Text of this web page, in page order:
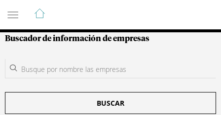
Guía de Empresas Colombianas
Buscador de información de empresas
BUSCAR